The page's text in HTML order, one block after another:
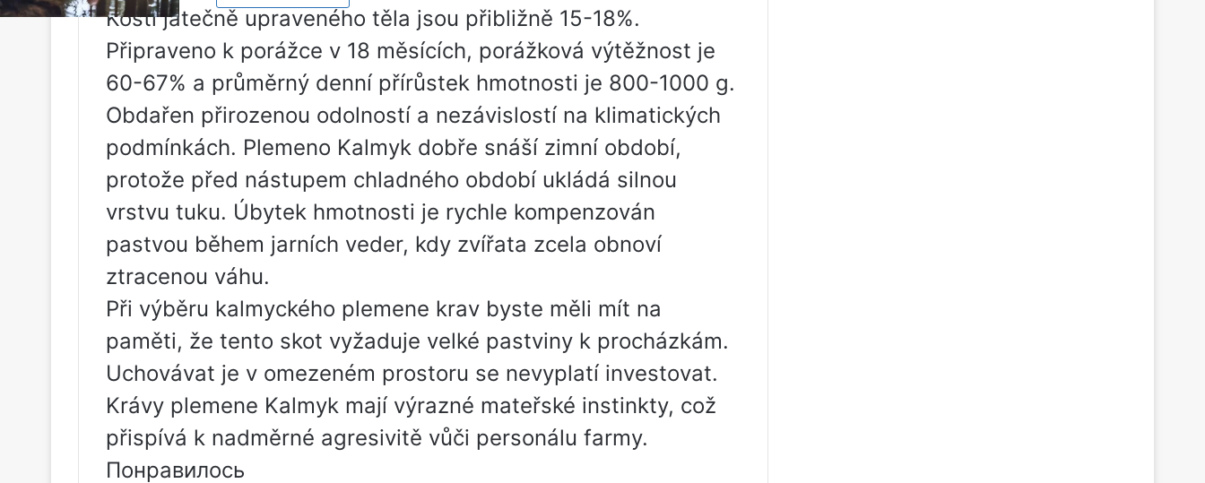
Kosti jatečně upraveného těla jsou přibližně 15-18%.
Připraveno k porážce v 18 měsících, porážková výtěžnost je
60-67% a průměrný denní přírůstek hmotnosti je 800-1000 g.
Obdařen přirozenou odolností a nezávislostí na klimatických
podmínkách. Plemeno Kalmyk dobře snáší zimní období,
protože před nástupem chladného období ukládá silnou
vrstvu tuku. Úbytek hmotnosti je rychle kompenzován
pastvou během jarních veder, kdy zvířata zcela obnoví
ztracenou váhu.
Při výběru kalmyckého plemene krav byste měli mít na
paměti, že tento skot vyžaduje velké pastviny k procházkám.
Uchovávat je v omezeném prostoru se nevyplatí investovat.
Krávy plemene Kalmyk mají výrazné mateřské instinkty, což
přispívá k nadměrné agresivitě vůči personálu farmy.
Понравилось